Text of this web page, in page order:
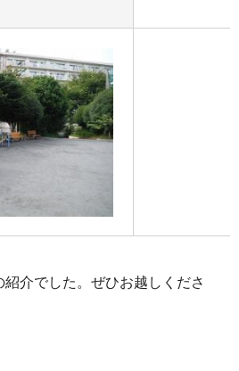
介でした。ぜひお越しくださ